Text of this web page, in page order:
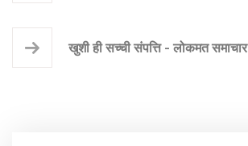
खुशी ही सच्ची संपत्ति - लोकमत समाचार